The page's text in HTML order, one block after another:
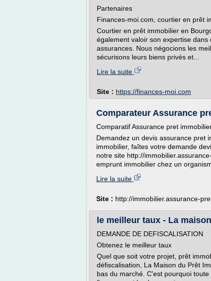
Partenaires
Finances-moi.com, courtier en prêt
Courtier en prêt immobilier en
également valoir son expertise
assurances. Nous négocions les
sécurisons leurs biens privés et...
Lire la suite
Site : https://finances-moi.com
Comparateur Assurance
Comparatif Assurance pret
Demandez un devis assurance pret
immobilier, faîtes votre demande
notre site http://
emprunt immobilier chez un
Lire la suite
Site : http://immobilier.assurance-
le meilleur taux - La
DEMANDE DE DEFISCALISATION
Obtenez le meilleur taux
Quel que soit votre projet, prêt
défiscalisation, La Maison du Prêt
bas du marché. C'est pourquoi